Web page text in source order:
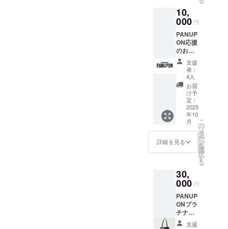
サイ
ズ :
40.64c
m x
71.12c
m ・オ
リジナ
ルス
テッ
カー
10.16c
m x
10.16c
m シー
ト ・お
礼の
メッ
(メール)
10,
000 円
PANUP
ON応援
のお気
持ち
¥10,000
・お礼
のメッ
セージ
(2,000
円、
5,000
円、
8,000
円、
30,000
円、
円の
PANUP
ON応援
のお気
持ちリ
ターン
内容は
支援
者：
4人
お届
け予
定：
2025
年10
月
詳細を見る
こ
の
リ
タ
ー
ン
を
選
択
す
る
30,
000 円
PANUP
ONプラ
チナサ
ポート
支援